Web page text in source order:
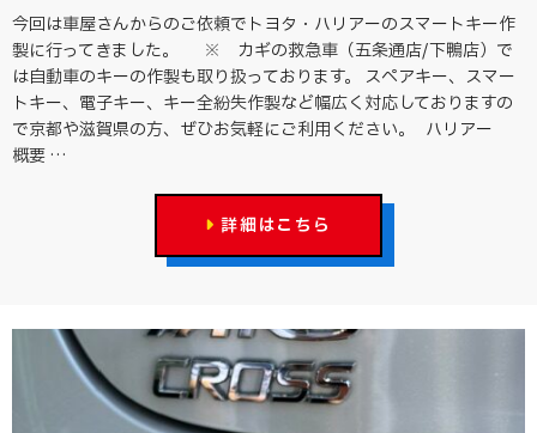
今回は車屋さんからのご依頼でトヨタ・ハリアーのスマートキー作
製に行ってきました。 ※ カギの救急車（五条通店/下鴨店）で
は自動車のキーの作製も取り扱っております。 スペアキー、スマー
トキー、電子キー、キー全紛失作製など幅広く対応しておりますの
で京都や滋賀県の方、ぜひお気軽にご利用ください。 ハリアー
概要 …
詳細はこちら